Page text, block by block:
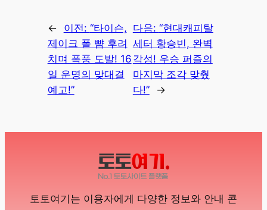
← 이전: “타이슨,
제이크 폴 뺨 후려
치며 폭풍 도발! 16
일 운명의 맞대결
예고!”
다음: “현대캐피탈
세터 황승빈, 완벽
각성! 우승 퍼즐의
마지막 조각 맞췄
다!”
→
토토여기는 이용자에게 다양한 정보와 안내 콘